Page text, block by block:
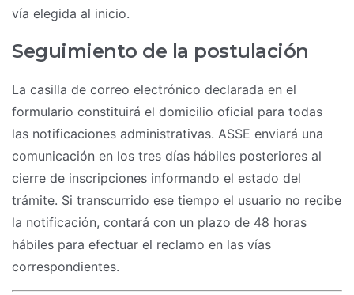
vía elegida al inicio.
Seguimiento de la postulación
La casilla de correo electrónico declarada en el
formulario constituirá el domicilio oficial para todas
las notificaciones administrativas. ASSE enviará una
comunicación en los tres días hábiles posteriores al
cierre de inscripciones informando el estado del
trámite. Si transcurrido ese tiempo el usuario no recibe
la notificación, contará con un plazo de 48 horas
hábiles para efectuar el reclamo en las vías
correspondientes.